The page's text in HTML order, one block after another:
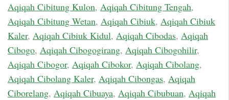
Aqiqah Cibitung Kulon, Aqiqah Cibitung Tengah,
Aqiqah Cibitung Wetan, Aqiqah Cibiuk, Aqiqah Cibiuk
Kaler, Aqiqah Cibiuk Kidul, Aqiqah Cibodas, Aqiqah
Cibogo, Aqiqah Cibogogirang, Aqiqah Cibogohilir,
Aqiqah Cibogor, Aqiqah Cibokor, Aqiqah Cibolang,
Aqiqah Cibolang Kaler, Aqiqah Cibongas, Aqiqah
Ciborelang, Aqiqah Cibuaya, Aqiqah Cibubuan, Aqiqah